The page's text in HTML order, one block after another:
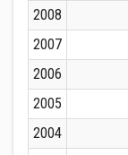
2008
2007
2006
2005
2004